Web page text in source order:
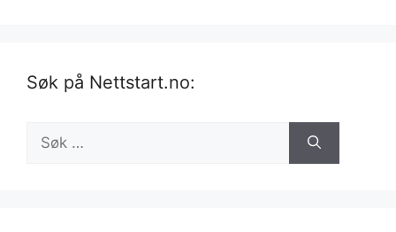
Søk på Nettstart.no:
etter: